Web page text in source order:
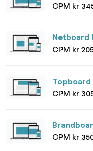
CPM kr
Netboard
CPM kr
Topboard
CPM kr
CPM kr